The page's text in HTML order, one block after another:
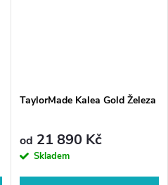
TaylorMade Kalea Gold Železa
od 21 890 Kč
Skladem